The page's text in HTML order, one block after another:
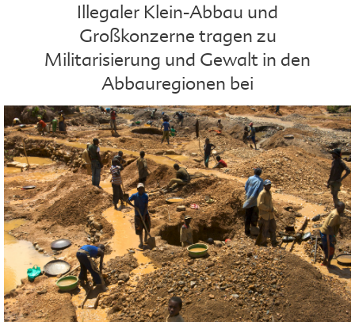
Illegaler Klein-Abbau und
Großkonzerne tragen zu
Militarisierung und Gewalt in den
Abbauregionen bei